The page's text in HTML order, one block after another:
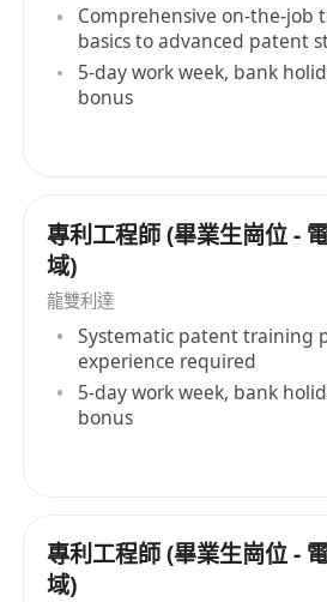
Comprehensive on-the-job
basics to advanced patent
5-day work week, bank
bonus
專利工程師 (畢業生崗位 -
域)
龍雙利達
Systematic patent training
experience required
5-day work week, bank
bonus
專利工程師 (畢業生崗位 -
域)